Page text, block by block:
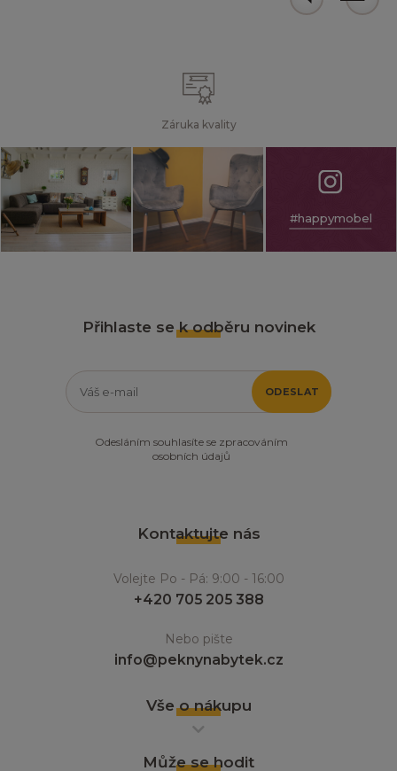
Záruka kvality
#happymobel
Přihlaste se k odběru novinek
ODESLAT
Odesláním souhlasíte se zpracováním
osobních údajů
Kontaktujte nás
Volejte Po - Pá: 9:00 - 16:00
+420 705 205 388
Nebo pište
info@peknynabytek.cz
Vše o nákupu
Může se hodit